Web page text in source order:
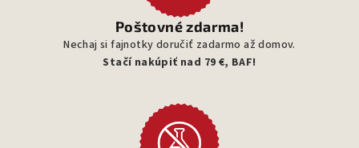
Poštovné zdarma!
Nechaj si fajnotky doručiť zadarmo až domov.
Stačí nakúpiť nad 79 €, BAF!